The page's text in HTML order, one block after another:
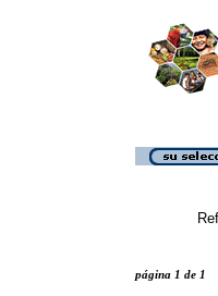
página 1 de 1